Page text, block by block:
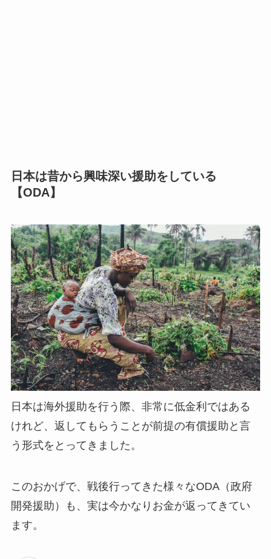
日本は昔から興味深い援助をしている
【ODA】
日本は海外援助を行う際、非常に低金利ではある
けれど、返してもらうことが前提の有償援助 と言
う形式をとってきました。
このおかげで、戦後行ってきた様々なODA（政府
開発援助）も、実は今かなりお金が返ってきてい
ます。